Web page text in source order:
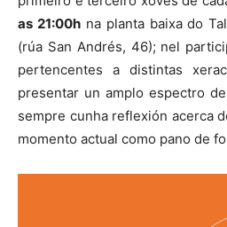
as 21:00hna planta baixa do
(rúa San Andrés, 46); nel
pertencentes a distintas
presentar un amplo espectro
sempre cunha reflexión acerca
momento actual como pano de